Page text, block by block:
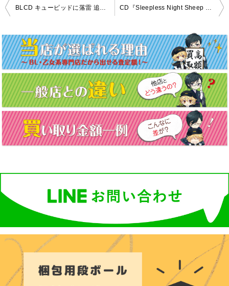
投
ナ
ビ
ゲ
ー
シ
ョ
ン
BLCD キューピッドに落雷 追撃 全2巻セット 特典付き 買取致しました！ CD『Sleepless Night Sheep 愛慈といっしょにいいユメを/古川慎』買取致しました！